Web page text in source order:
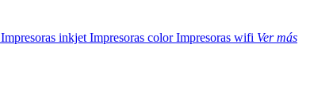
Impresoras inkjet Impresoras colorImpresoras wifi Ver más